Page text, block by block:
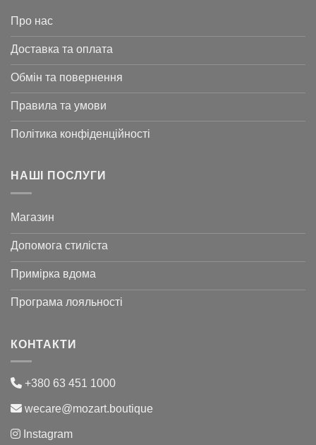
Про нас
Доставка та оплата
Обмін та повернення
Правила та умови
Політика конфіденційності
НАШІ ПОСЛУГИ
Магазин
Допомога стиліста
Примірка вдома
Програма лояльності
КОНТАКТИ
+380 63 451 1000
wecare@mozart.boutique
Instagram